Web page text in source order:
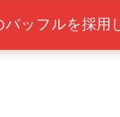
バッフルを採用